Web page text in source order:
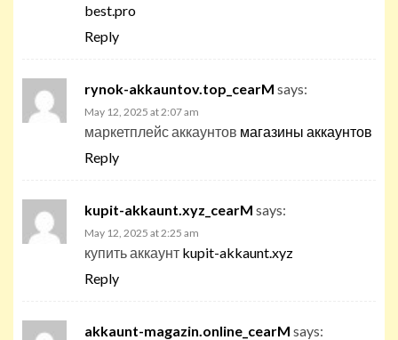
best.pro
Reply
rynok-akkauntov.top_cearM says:
May 12, 2025 at 2:07 am
маркетплейс аккаунтов магазины аккаунтов
Reply
kupit-akkaunt.xyz_cearM says:
May 12, 2025 at 2:25 am
купить аккаунт kupit-akkaunt.xyz
Reply
akkaunt-magazin.online_cearM says: